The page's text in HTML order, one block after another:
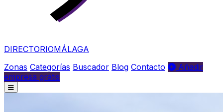
DIRECTORIOMÁLAGA
Zonas Categorías Buscador Blog Contacto
Añadir
empresa gratis